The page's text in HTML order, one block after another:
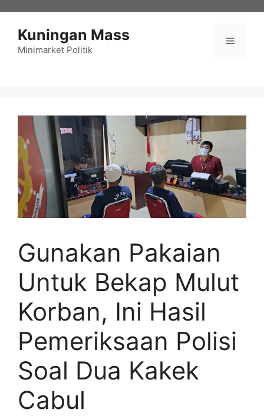
Kuningan Mass
Minimarket Politik
Menu
Gunakan Pakaian
Untuk Bekap Mulut
Korban, Ini Hasil
Pemeriksaan Polisi
Soal Dua Kakek
Cabul